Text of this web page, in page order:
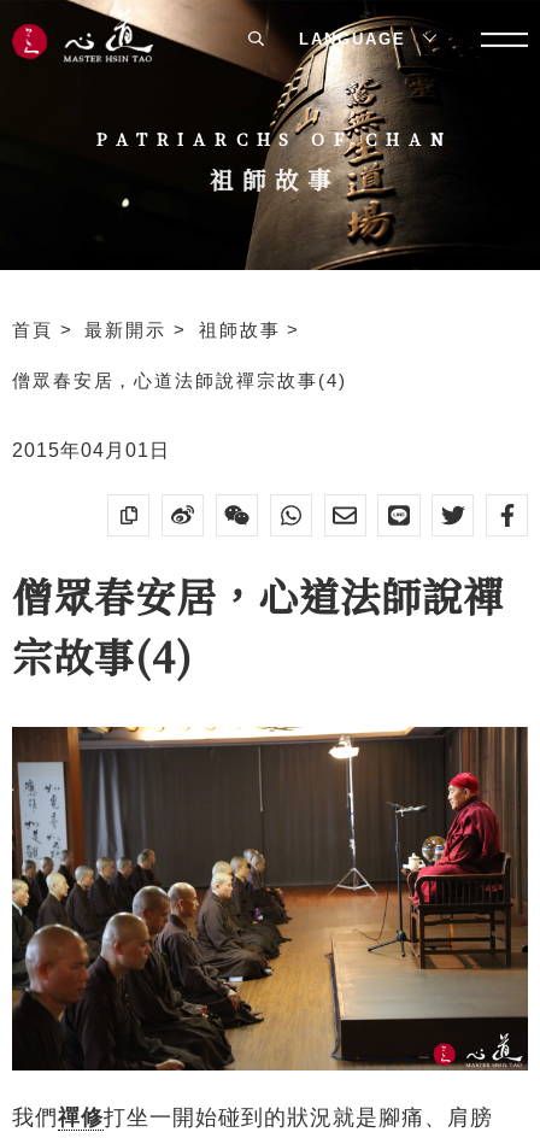
PATRIARCHS OF CHAN
祖師故事
首頁 最新開示 祖師故事
僧眾春安居，心道法師說禪宗故事(4)
2015年04月01日
僧眾春安居，心道法師說禪
宗故事(4)
我們禪修打坐一開始碰到的狀況就是腳痛、肩膀
LANGUAGE